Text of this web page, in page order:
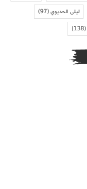
ليلى الحديوي(97)
(138)